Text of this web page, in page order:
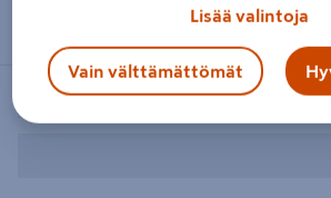
Lisää valintoja
Vain välttämättömät